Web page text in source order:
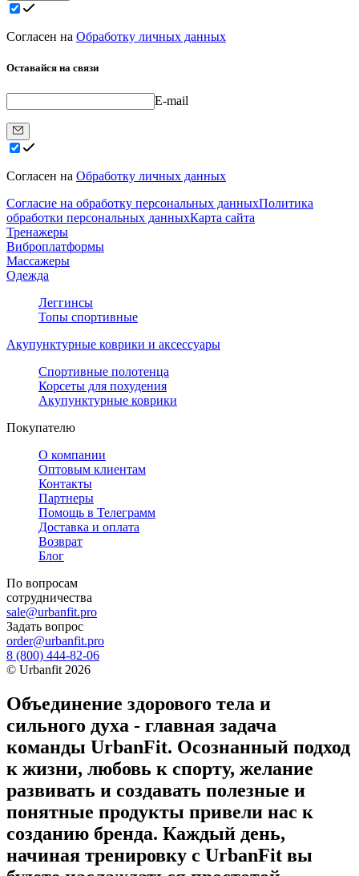
Согласен на Обработку личных данных
Оставайся на связи
E-mail
Согласен на Обработку личных данных
Согласие на обработку персональных данныхПолитика
обработки персональных данныхКарта сайта
Тренажеры
Виброплатформы
Массажеры
Одежда
Леггинсы
Топы спортивные
Акупунктурные коврики и аксессуары
Спортивные полотенца
Корсеты для похудения
Акупунктурные коврики
Покупателю
О компании
Оптовым клиентам
Контакты
Партнеры
Помощь в Телеграмм
Доставка и оплата
Возврат
Блог
По вопросам
сотрудничества
sale@urbanfit.pro
Задать вопрос
order@urbanfit.pro
8 (800) 444-82-06
© Urbanfit 2026
Объединение здорового тела и
сильного духа - главная задача
команды UrbanFit. Осознанный подход
к жизни, любовь к спорту, желание
развивать и создавать полезные и
понятные продукты привели нас к
созданию бренда. Каждый день,
начиная тренировку с UrbanFit вы